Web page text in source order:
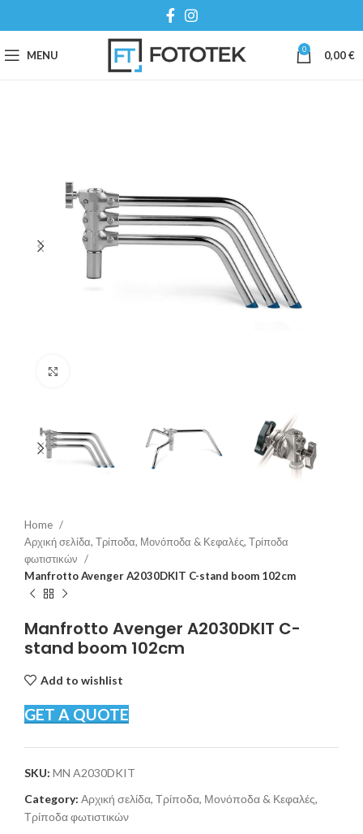
MENU 0 0,00€
Home
Αρχική σελίδα, Τρίποδα, Μονόποδα & Κεφαλές, Τρίποδα
φωτιστικών
Manfrotto Avenger A2030DKIT C-stand boom 102cm
Manfrotto Avenger A2030DKIT C-
stand boom 102cm
Add to wishlist
GET A QUOTE
SKU: MN A2030DKIT
Category: Αρχική σελίδα, Τρίποδα, Μονόποδα & Κεφαλές,
Τρίποδα φωτιστικών